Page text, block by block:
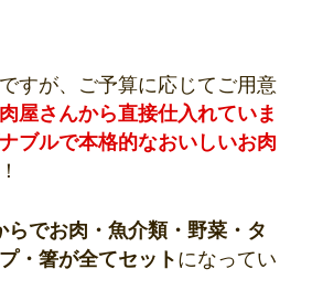
すが、ご予算に応じてご用意
屋さんから直接仕入れていま
ブルで本格的なおいしいお肉
らでお肉・魚介類・野菜・タ
・箸が全てセット になってい